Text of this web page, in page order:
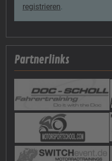
registrieren.
Partnerlinks